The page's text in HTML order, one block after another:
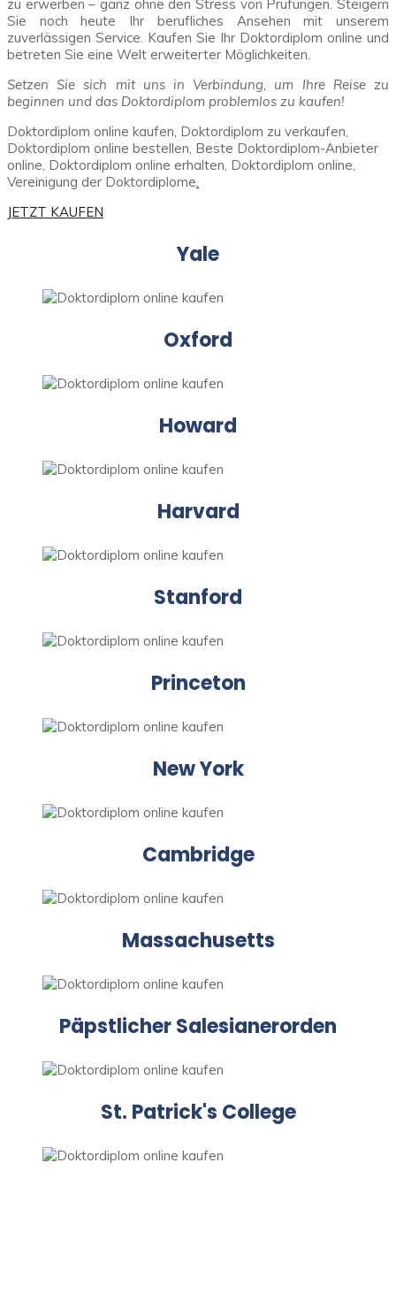
zu erwerben – ganz ohne den Stress von Prüfungen. Steigern
Sie noch heute Ihr berufliches Ansehen mit unserem
zuverlässigen Service. Kaufen Sie Ihr Doktordiplom online und
betreten Sie eine Welt erweiterter Möglichkeiten.
Setzen Sie sich mit uns in Verbindung, um Ihre Reise zu
beginnen und das Doktordiplom problemlos zu kaufen!
Doktordiplom online kaufen, Doktordiplom zu verkaufen,
Doktordiplom online bestellen, Beste Doktordiplom-Anbieter
online, Doktordiplom online erhalten, Doktordiplom online,
Vereinigung der Doktordiplome.
JETZT KAUFEN
Yale
Oxford
Howard
Harvard
Stanford
Princeton
New York
Cambridge
Massachusetts
Päpstlicher Salesianerorden
St. Patrick's College